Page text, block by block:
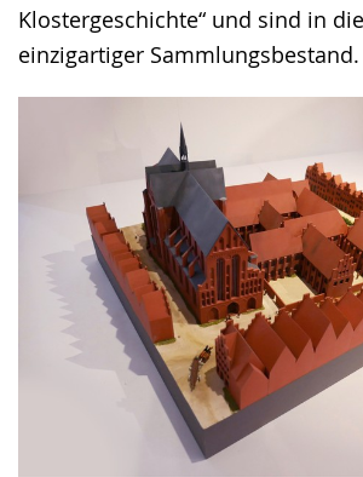
Klostergeschichte“ und sind in
einzigartiger Sammlungsbestand.